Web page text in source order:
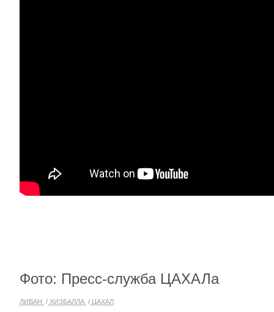
Фото: Пресс-служба ЦАХАЛа
ЛИВАН ХИЗБАЛЛА ЦАХАЛ